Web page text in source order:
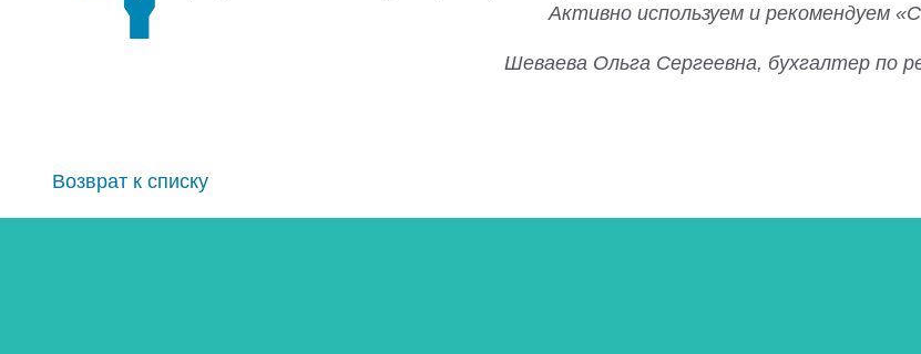
Активно используем и рекомендуем
Шеваева Ольга Сергеевна, бухгалтер по
Возврат к списку